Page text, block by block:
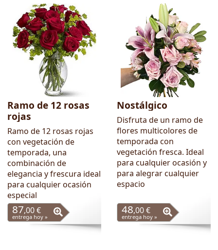
Ramo de 12 rosas
rojas
Ramo de 12 rosas rojas
con vegetación de
temporada, una
combinación de
elegancia y frescura ideal
para cualquier ocasión
especial
87,00 €
entrega hoy »
Nostálgico
Disfruta de un ramo de
flores multicolores de
temporada con
vegetación fresca. Ideal
para cualquier ocasión y
para alegrar cualquier
espacio
48,00 €
entrega hoy »